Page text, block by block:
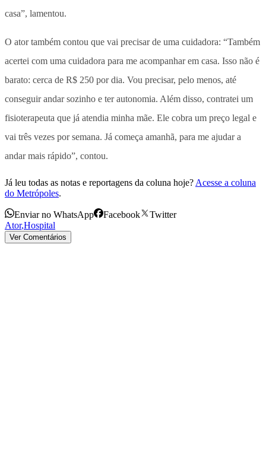
casa”, lamentou.
O ator também contou que vai precisar de uma cuidadora: “Também
acertei com uma cuidadora para me acompanhar em casa. Isso não é
barato: cerca de R$ 250 por dia. Vou precisar, pelo menos, até
conseguir andar sozinho e ter autonomia. Além disso, contratei um
fisioterapeuta que já atendia minha mãe. Ele cobra um preço legal e
vai três vezes por semana. Já começa amanhã, para me ajudar a
andar mais rápido”, contou.
Já leu todas as notas e reportagens da coluna hoje? Acesse a coluna
do Metrópoles.
Enviar no WhatsApp Facebook
Twitter
Ator,Hospital
Ver Comentários